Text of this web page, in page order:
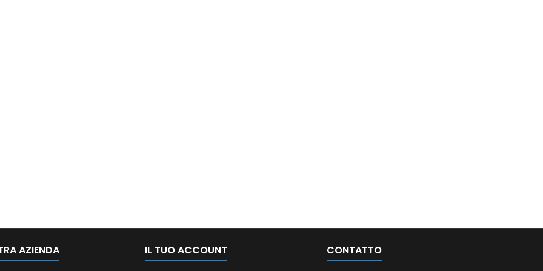
AZIENDA IL TUO ACCOUNT CONTATTO